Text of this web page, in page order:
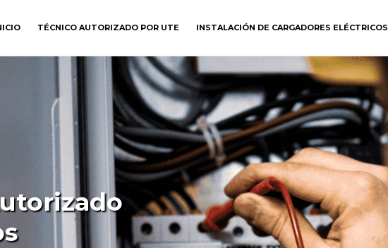
TÉCNICO AUTORIZADO POR UTE INSTALACIÓN DE CARGADORES ELÉCTRICOS